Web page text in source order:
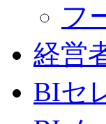
フ
経営
BIセ